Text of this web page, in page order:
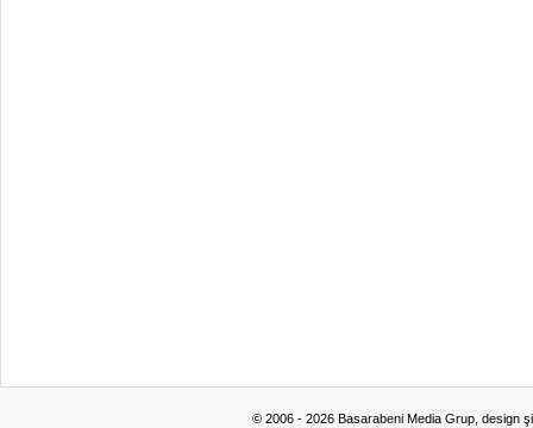
© 2006 - 2026 Basarabeni Media Grup, design